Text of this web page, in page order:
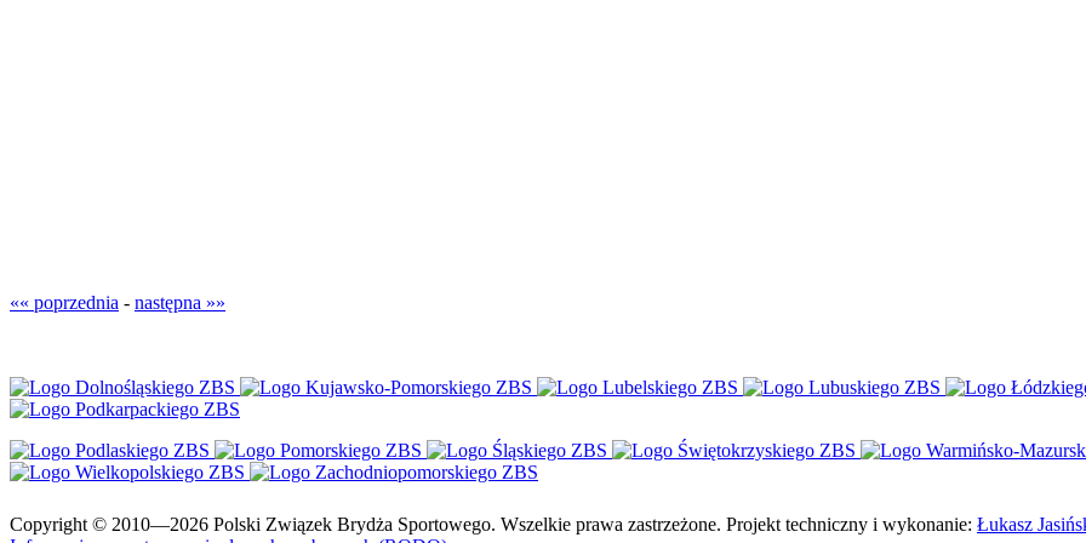
«« poprzednia - następna »»
Copyright © 2010—2026 Polski Związek Brydża Sportowego. Wszelkie prawa zastrzeżone. Projekt techniczny i wykonanie: Łukasz